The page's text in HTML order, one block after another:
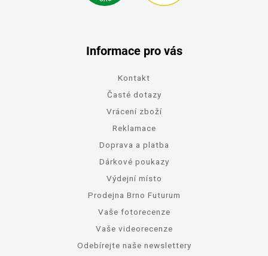
Informace pro vás
Kontakt
Časté dotazy
Vrácení zboží
Reklamace
Doprava a platba
Dárkové poukazy
Výdejní místo
Prodejna Brno Futurum
Vaše fotorecenze
Vaše videorecenze
Odebírejte naše newslettery